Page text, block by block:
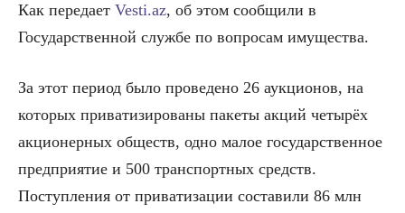
Как передает Vesti.az, об этом сообщили в
Государственной службе по вопросам имущества.
За этот период было проведено 26 аукционов, на
которых приватизированы пакеты акций четырёх
акционерных обществ, одно малое государственное
предприятие и 500 транспортных средств.
Поступления от приватизации составили 86 млн